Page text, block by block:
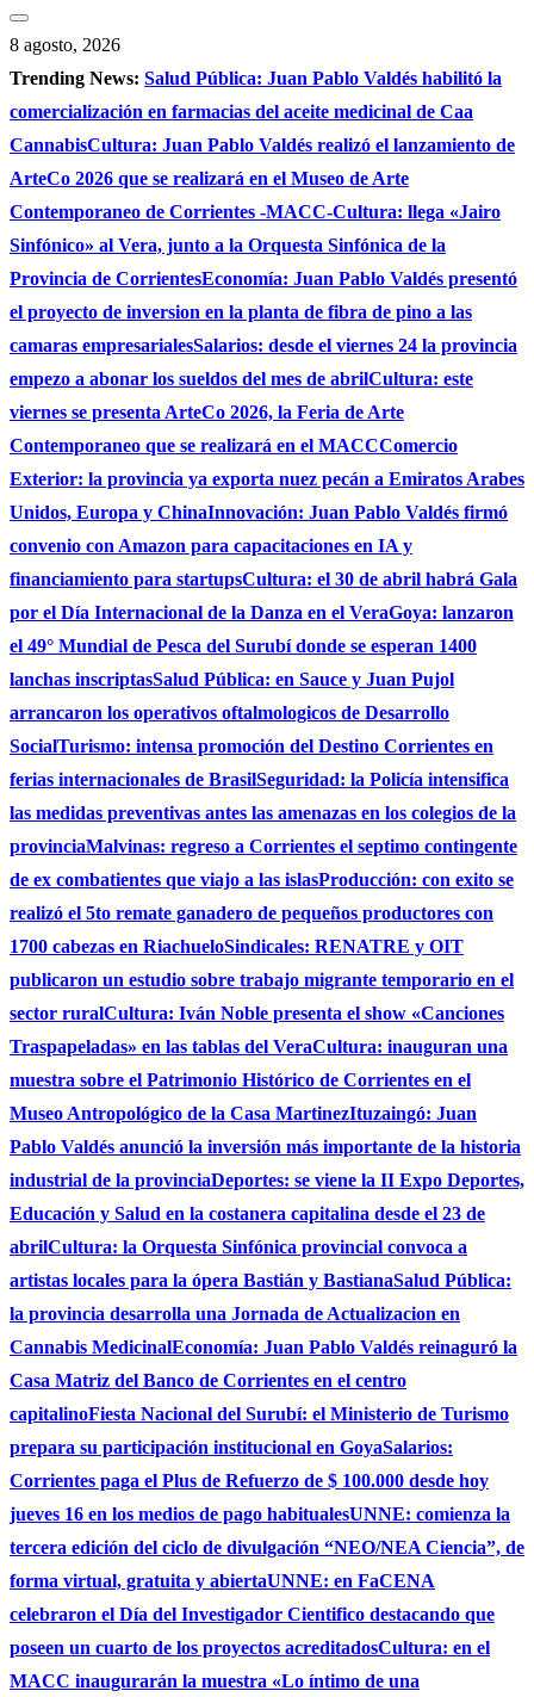
8 agosto, 2026
Trending News: Salud Pública: Juan Pablo Valdés habilitó la
comercialización en farmacias del aceite medicinal de Caa
CannabisCultura: Juan Pablo Valdés realizó el lanzamiento de
ArteCo 2026 que se realizará en el Museo de Arte
Contemporaneo de Corrientes -MACC-Cultura: llega «Jairo
Sinfónico» al Vera, junto a la Orquesta Sinfónica de la
Provincia de CorrientesEconomía: Juan Pablo Valdés presentó
el proyecto de inversion en la planta de fibra de pino a las
camaras empresarialesSalarios: desde el viernes 24 la provincia
empezo a abonar los sueldos del mes de abrilCultura: este
viernes se presenta ArteCo 2026, la Feria de Arte
Contemporaneo que se realizará en el MACCComercio
Exterior: la provincia ya exporta nuez pecán a Emiratos Arabes
Unidos, Europa y ChinaInnovación: Juan Pablo Valdés firmó
convenio con Amazon para capacitaciones en IA y
financiamiento para startupsCultura: el 30 de abril habrá Gala
por el Día Internacional de la Danza en el VeraGoya: lanzaron
el 49° Mundial de Pesca del Surubí donde se esperan 1400
lanchas inscriptasSalud Pública: en Sauce y Juan Pujol
arrancaron los operativos oftalmologicos de Desarrollo
SocialTurismo: intensa promoción del Destino Corrientes en
ferias internacionales de BrasilSeguridad: la Policía intensifica
las medidas preventivas antes las amenazas en los colegios de la
provinciaMalvinas: regreso a Corrientes el septimo contingente
de ex combatientes que viajo a las islasProducción: con exito se
realizó el 5to remate ganadero de pequeños productores con
1700 cabezas en RiachueloSindicales: RENATRE y OIT
publicaron un estudio sobre trabajo migrante temporario en el
sector ruralCultura: Iván Noble presenta el show «Canciones
Traspapeladas» en las tablas del VeraCultura: inauguran una
muestra sobre el Patrimonio Histórico de Corrientes en el
Museo Antropológico de la Casa MartinezItuzaingó: Juan
Pablo Valdés anunció la inversión más importante de la historia
industrial de la provinciaDeportes: se viene la II Expo Deportes,
Educación y Salud en la costanera capitalina desde el 23 de
abrilCultura: la Orquesta Sinfónica provincial convoca a
artistas locales para la ópera Bastián y BastianaSalud Pública:
la provincia desarrolla una Jornada de Actualizacion en
Cannabis MedicinalEconomía: Juan Pablo Valdés reinaguró la
Casa Matriz del Banco de Corrientes en el centro
capitalinoFiesta Nacional del Surubí: el Ministerio de Turismo
prepara su participación institucional en GoyaSalarios:
Corrientes paga el Plus de Refuerzo de $ 100.000 desde hoy
jueves 16 en los medios de pago habitualesUNNE: comienza la
tercera edición del ciclo de divulgación “NEO/NEA Ciencia”, de
forma virtual, gratuita y abiertaUNNE: en FaCENA
celebraron el Día del Investigador Cientifico destacando que
poseen un cuarto de los proyectos acreditadosCultura: en el
MACC inaugurarán la muestra «Lo íntimo de una